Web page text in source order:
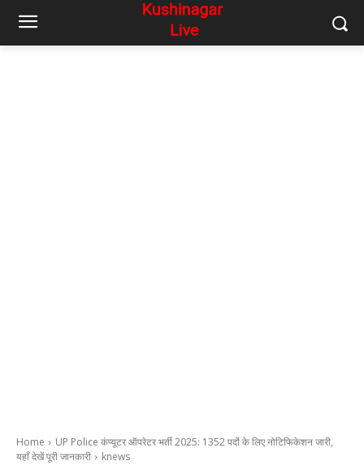
Home
UP Police कंप्यूटर ऑपरेटर भर्ती 2025: 1352 पदों के लिए नोटिफिकेशन जारी,
यहाँ देखें पूरी जानकारी
knews